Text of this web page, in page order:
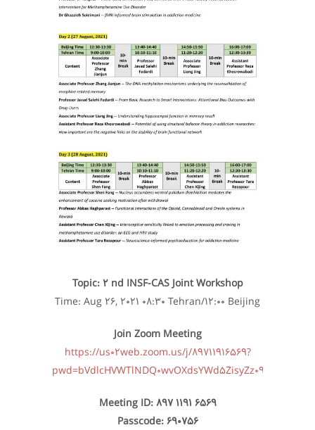
Topic: 2 nd INSF-CAS Joint Workshop
Time: Aug 26, 2021 08:30 Tehran/12:00 Beijing
Join Zoom Meeting
https://us02web.zoom.us/j/89711916569?
pwd=bVdlcHVWTlNDQ0wvOXdsYWd5ZisyZz09
Meeting ID: 897 1191 6569
Passcode: 690756